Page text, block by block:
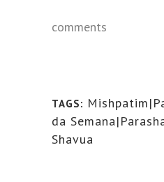
comments
TAGS:
da
Shavua